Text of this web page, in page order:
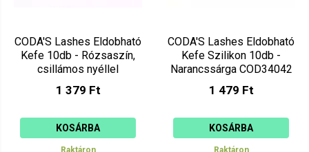
CODA'S Lashes Eldobható
Kefe 10db - Rózsaszín,
csillámos nyéllel
1 379 Ft
KOSÁRBA
Raktáron
CODA'S Lashes Eldobható
Kefe Szilikon 10db -
Narancssárga COD34042
1 479 Ft
KOSÁRBA
Raktáron